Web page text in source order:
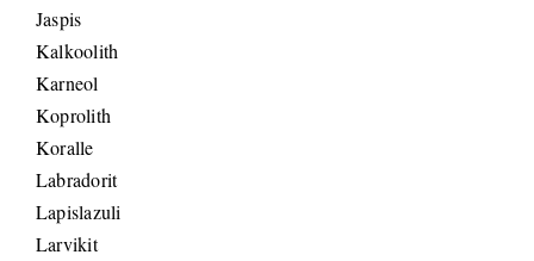
Jaspis
Kalkoolith
Karneol
Koprolith
Koralle
Labradorit
Lapislazuli
Larvikit